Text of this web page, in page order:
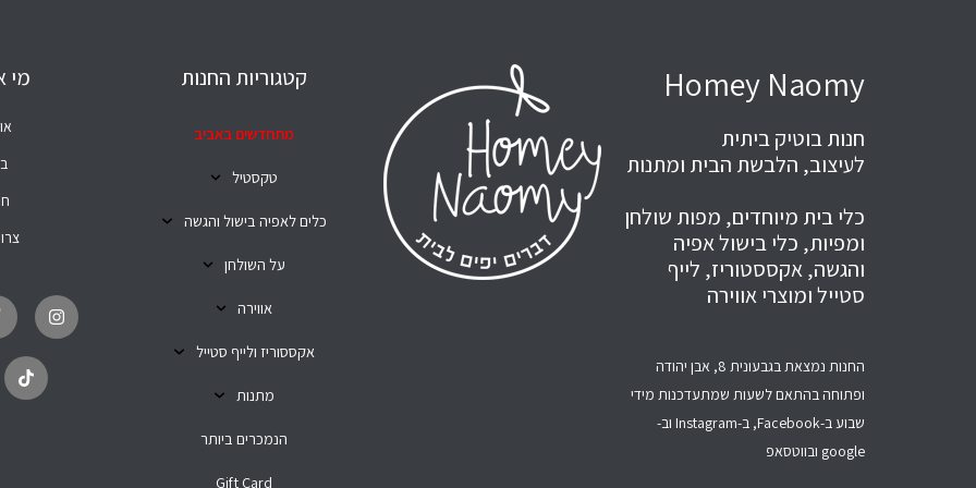
Homey Naomy
חנות בוטיק ביתית
לעיצוב, הלבשת הבית ומתנות
כלי בית מיוחדים, מפות שולחן
ומפיות, כלי בישול אפיה
והגשה, אקססטוריז, לייף
סטייל ומוצרי אווירה
החנות נמצאת בגבעונית 8, אבן יהודה
ופתוחה בהתאם לשעות שמתעדכנות מידי
שבוע ב-Facebook, ב-Instagram וב-
google ובווטסאפ
קטגוריות החנות
מתחדשים באביב
טקסטיל
כלים לאפיה בישול והגשה
על השולחן
אווירה
אקססוריז ולייף סטייל
מתנות
הנמכרים ביותר
Gift Card
מי
n
s
t
k